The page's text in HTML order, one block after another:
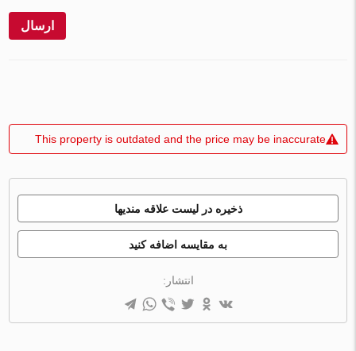
ارسال
This property is outdated and the price may be inaccurate
ذخیره در لیست علاقه مندیها
به مقایسه اضافه کنید
انتشار: